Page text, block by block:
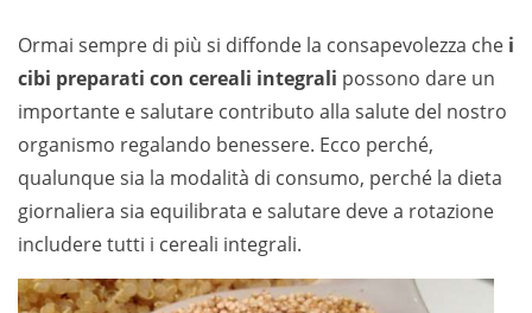
Ormai sempre di più si diffonde la consapevolezza che i
cibi preparati con cereali integrali possono dare un
importante e salutare contributo alla salute del nostro
organismo regalando benessere. Ecco perché,
qualunque sia la modalità di consumo, perché la dieta
giornaliera sia equilibrata e salutare deve a rotazione
includere tutti i cereali integrali.